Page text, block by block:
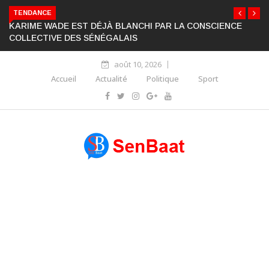
TENDANCE
KARIME WADE EST DÉJÀ BLANCHI PAR LA CONSCIENCE
COLLECTIVE DES SÉNÉGALAIS
août 10, 2026
Accueil
Actualité Politique Sport